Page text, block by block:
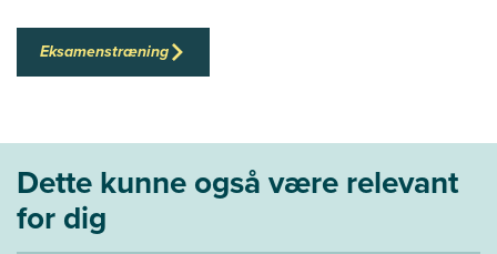
Eksamenstræning
Dette kunne også være relevant
for dig